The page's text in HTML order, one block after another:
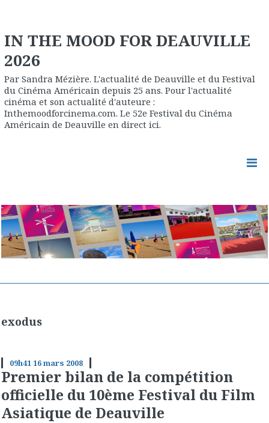
IN THE MOOD FOR DEAUVILLE
2026
Par Sandra Mézière. L'actualité de Deauville et du Festival
du Cinéma Américain depuis 25 ans. Pour l'actualité
cinéma et son actualité d'auteure :
Inthemoodforcinema.com. Le 52e Festival du Cinéma
Américain de Deauville en direct ici.
exodus
09h4116mars 2008
Premier bilan de la compétition
officielle du 10ème Festival du Film
Asiatique de Deauville